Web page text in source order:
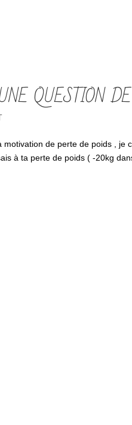
QUESTION
de perte de poids , je
à ta perte de poids ( -20kg